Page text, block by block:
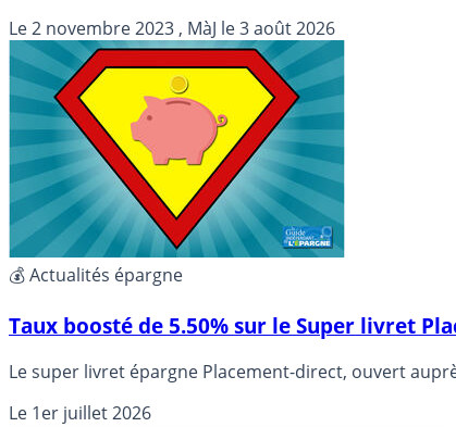
Le2 novembre 2023 , MàJ le3 août 2026
💰 Actualités épargne
Taux boosté de 5.50% sur le Super livret
Le super livret épargne Placement-direct, ouvert
Le 1er juillet 2026